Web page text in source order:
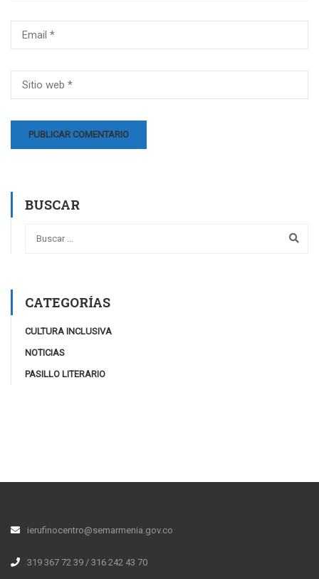
BUSCAR
CATEGORÍAS
CULTURA INCLUSIVA
NOTICIAS
PASILLO LITERARIO
ierufinocentro@semarmenia.gov.co
319 367 72 39 / 316 242 43 70